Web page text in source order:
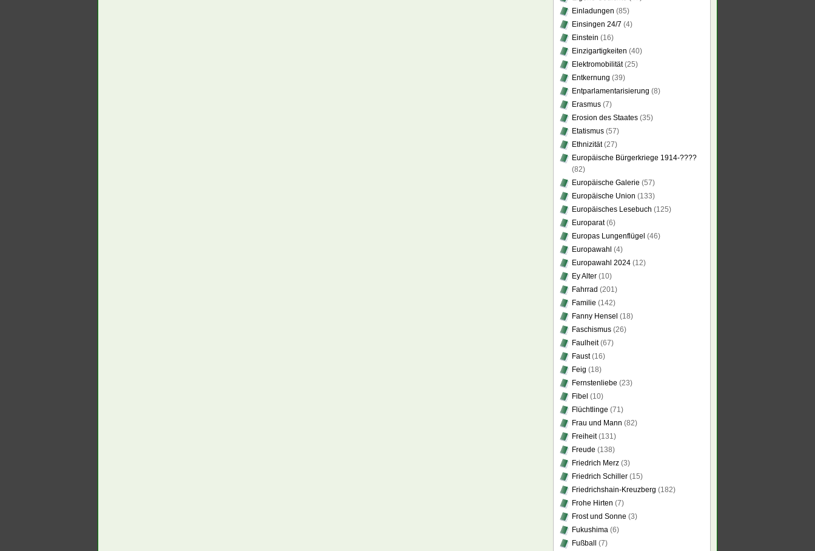
Einladungen (85)
Einsingen 24/7 (4)
Einstein (16)
Einzigartigkeiten (40)
Elektromobilität(25)
Entkernung (39)
Entparlamentarisierung (8)
Erasmus (7)
Erosion des Staates (35)
Etatismus (57)
Ethnizität(27)
Europäische Bürgerkriege 1914-????
(82)
Europäische Galerie (57)
Europäische Union (133)
Europäisches Lesebuch (125)
Europarat(6)
Europas Lungenflügel (46)
Europawahl (4)
Europawahl 2024 (12)
Ey Alter (10)
Fahrrad (201)
Familie (142)
Fanny Hensel (18)
Faschismus (26)
Faulheit(67)
Faust(16)
Feig (18)
Fernstenliebe (23)
Fibel (10)
Flüchtlinge (71)
Frau und Mann (82)
Freiheit(131)
Freude (138)
Friedrich Merz (3)
Friedrich Schiller (15)
Friedrichshain-Kreuzberg (182)
Frohe Hirten (7)
Frost und Sonne (3)
Fukushima (6)
Fußball
(7)